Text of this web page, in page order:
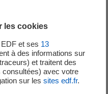
réseau national
n°4
les cookies
et ses 13
à des informations sur
et traitent des
consultées) avec votre
sur les sites edf.fr.